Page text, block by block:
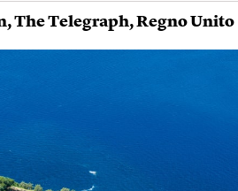
,The Telegraph,Regno Unito